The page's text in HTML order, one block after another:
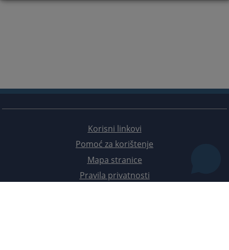
Korisni linkovi
Pomoć za korištenje
Mapa stranice
Pravila privatnosti